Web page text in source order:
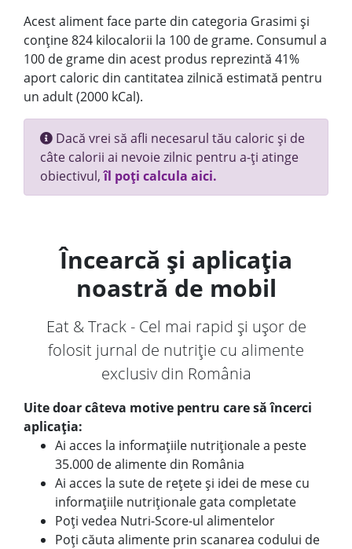
Acest aliment face parte din categoria Grasimi și
conține 824 kilocalorii la 100 de grame. Consumul a
100 de grame din acest produs reprezintă 41%
aport caloric din cantitatea zilnică estimată pentru
un adult (2000 kCal).
Dacă vrei să afli necesarul tău caloric și de
câte calorii ai nevoie zilnic pentru a-ți atinge
obiectivul,îl poți calcula aici.
Încearcă și aplicația
noastră de mobil
Eat & Track - Cel mai rapid și ușor de
folosit jurnal de nutriție cu alimente
exclusiv din România
Uite doar câteva motive pentru care să încerci
aplicația:
Ai acces la informațiile nutriționale a peste
35.000 de alimente din România
Ai acces la sute de rețete și idei de mese cu
informațiile nutriționale gata completate
Poți vedea Nutri-Score-ul alimentelor
Poți căuta alimente prin scanarea codului de